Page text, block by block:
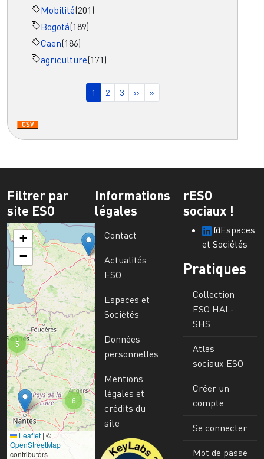
Mobilité(201)
Bogotá(189)
Caen(186)
agriculture(171)
Page courante
1 Page
2 Page
3 Page suivante
›› Dernière page
»
Filtrer par
site ESO
6
5
+
−
Leaflet | ©
OpenStreetMap
contributors
Informations
légales
Contact
Actualités
ESO
Espaces et
Sociétés
Données
personnelles
Mentions
légales et
crédits du
site
Image
rESO
sociaux !
@Espaces
et Sociétés
Pratiques
Collection
ESO HAL-
SHS
Atlas
sociaux ESO
Créer un
compte
Se connecter
Mot de passe